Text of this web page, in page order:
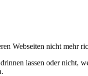
Webseiten nicht mehr
lassen oder nicht,